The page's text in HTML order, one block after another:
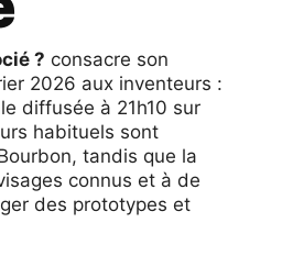
? consacre son
2026 aux inventeurs :
diffusée à 21h10 sur
habituels sont
tandis que la
connus et à de
des prototypes et